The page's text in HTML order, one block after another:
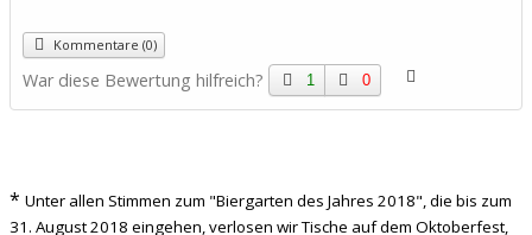
Kommentare (0)
War diese Bewertung hilfreich? 1 0
* Unter allen Stimmen zum "Biergarten des Jahres 2018", die bis zum
31. August 2018 eingehen, verlosen wir Tische auf dem Oktoberfest,